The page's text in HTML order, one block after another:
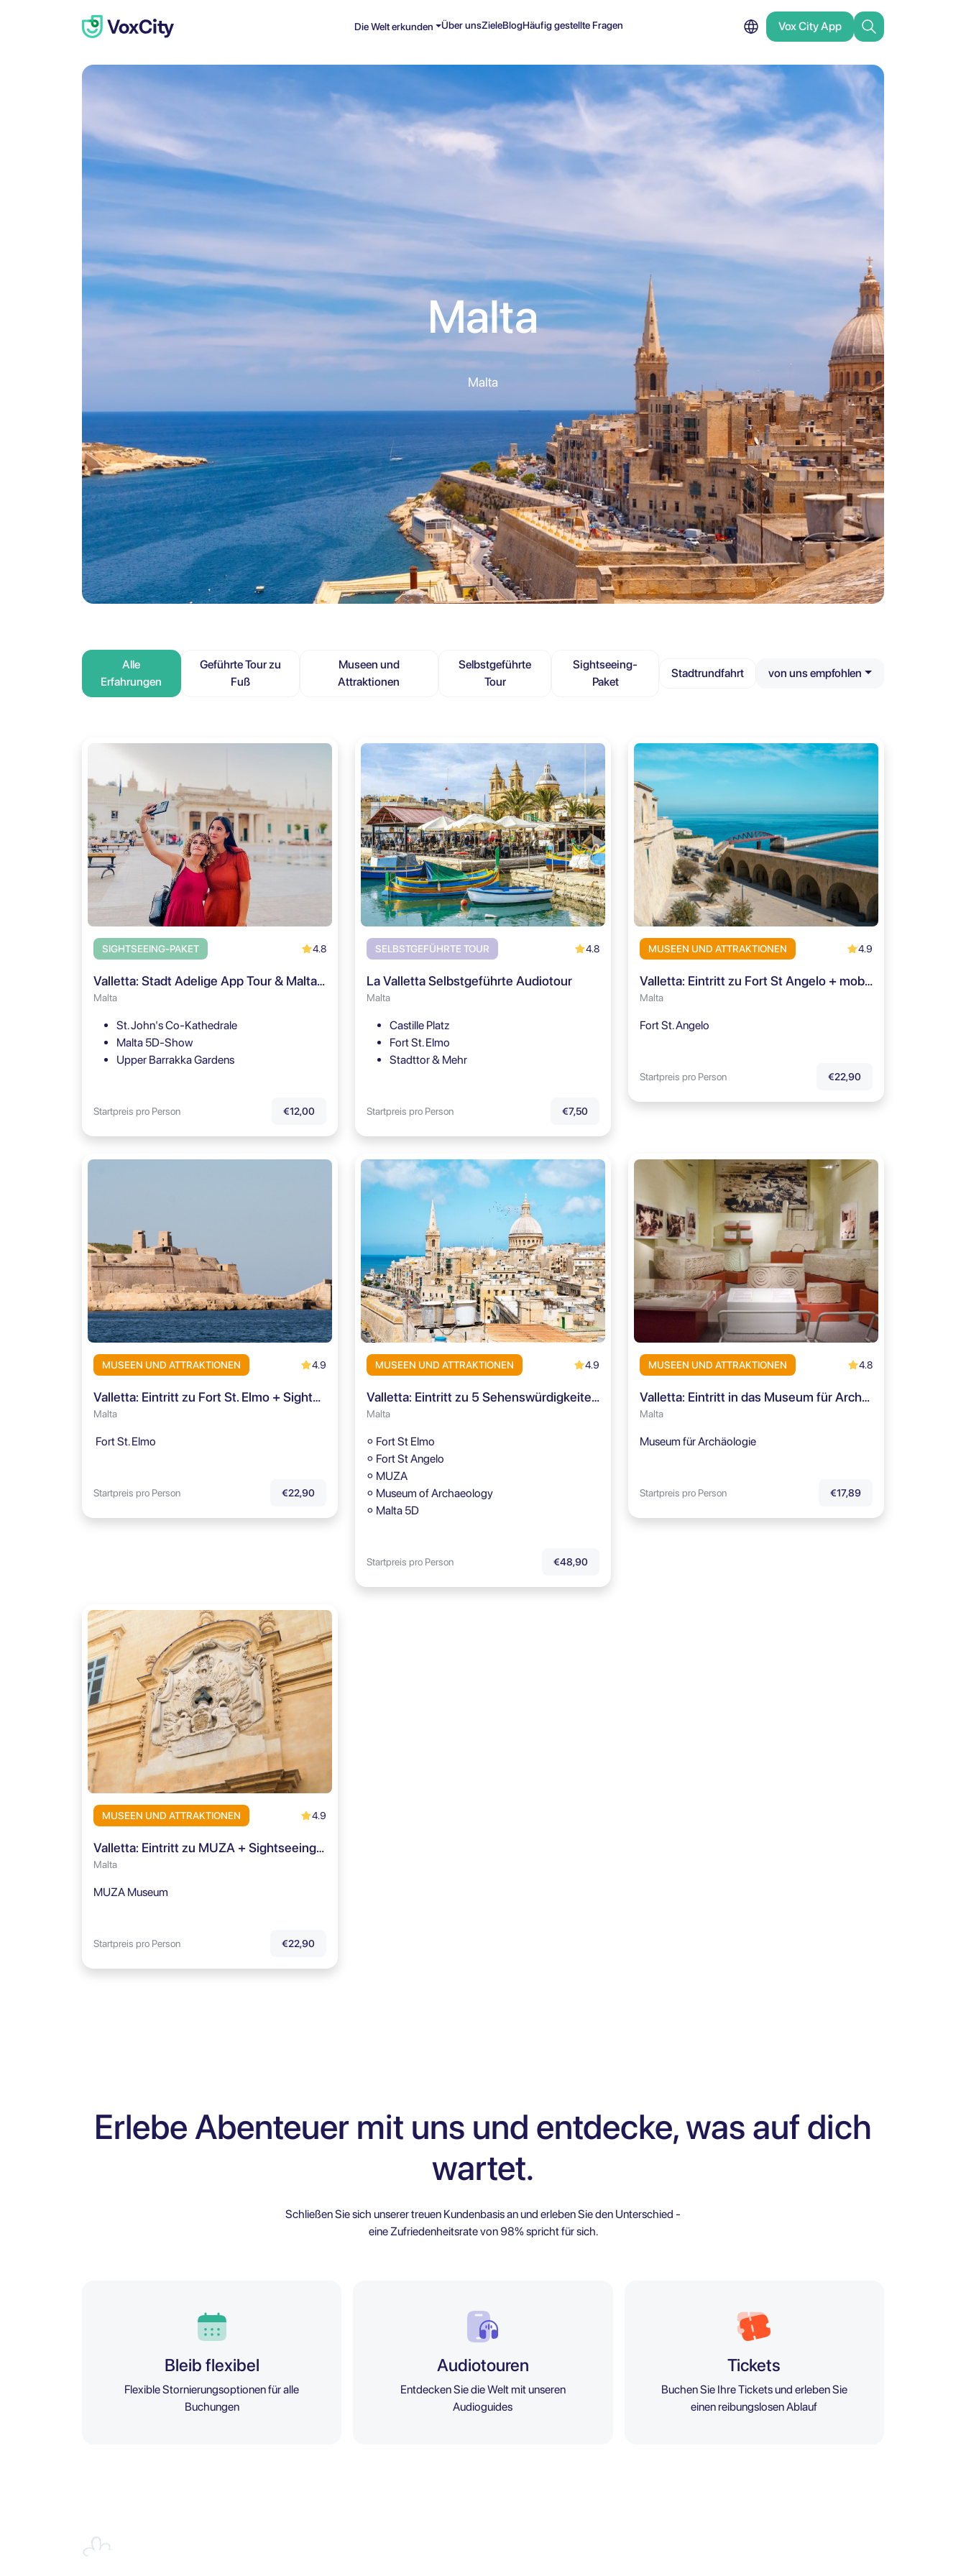
Die Welt erkunden Über unsZieleBlogHäufig gestellte Fragen Vox City App
Malta
Malta
Alle
Erfahrungen
Geführte Tour zu
Fuß
Museen und
Attraktionen
Selbstgeführte
Tour
Sightseeing-
Paket
Stadtrundfahrt von uns empfohlen
SIGHTSEEING-PAKET 4.8
Valletta: Stadt Adelige App Tour & Malta 5D Show Ticket
Malta
St. John's Co-Kathedrale
Malta 5D-Show
Upper Barrakka Gardens
Startpreis pro Person €12,00
SELBSTGEFÜHRTE TOUR 4.8
La Valletta Selbstgeführte Audiotour
Malta
Castille Platz
Fort St. Elmo
Stadttor & Mehr
Startpreis pro Person €7,50
MUSEEN UND ATTRAKTIONEN 4.9
Valletta: Eintritt zu Fort St Angelo + mobile App für Besichtigungen
Malta
Fort St. Angelo
Startpreis pro Person €22,90
MUSEEN UND ATTRAKTIONEN 4.9
Valletta: Eintritt zu Fort St. Elmo + Sightseeing-App
Malta
Fort St. Elmo
Startpreis pro Person €22,90
MUSEEN UND ATTRAKTIONEN 4.9
Valletta: Eintritt zu 5 Sehenswürdigkeiten + Sightseeing-App
Malta
⚬ Fort St Elmo
⚬ Fort St Angelo
⚬ MUZA
⚬ Museum of Archaeology
⚬ Malta 5D
Startpreis pro Person €48,90
MUSEEN UND ATTRAKTIONEN 4.8
Valletta: Eintritt in das Museum für Archäologie + Sightseeing-Mobil-App
Malta
Museum für Archäologie
Startpreis pro Person €17,89
MUSEEN UND ATTRAKTIONEN 4.9
Valletta: Eintritt zu MUZA + Sightseeing Mobile-App
Malta
MUZA Museum
Startpreis pro Person €22,90
Erlebe Abenteuer mit uns und entdecke, was auf dich
wartet.
Schließen Sie sich unserer treuen Kundenbasis an und erleben Sie den Unterschied -
eine Zufriedenheitsrate von 98% spricht für sich.
Bleib flexibel
Flexible Stornierungsoptionen für alle
Buchungen
Audiotouren
Entdecken Sie die Welt mit unseren
Audioguides
Tickets
Buchen Sie Ihre Tickets und erleben Sie
einen reibungslosen Ablauf